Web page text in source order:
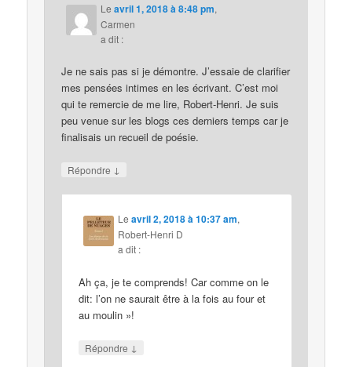
Leavril 1, 2018 à 8:48 pm,
Carmen
a dit :
Je ne sais pas si je démontre. J’essaie de clarifier
mes pensées intimes en les écrivant. C’est moi
qui te remercie de me lire, Robert-Henri. Je suis
peu venue sur les blogs ces derniers temps car je
finalisais un recueil de poésie.
Répondre ↓
Leavril 2, 2018 à 10:37 am,
Robert-Henri D
a dit :
Ah ça, je te comprends! Car comme on le
dit: l’on ne saurait être à la fois au four et
au moulin »!
Répondre ↓